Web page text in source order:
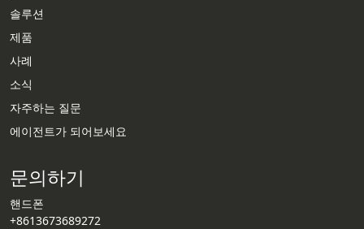
솔루션
제품
사례
소식
자주하는 질문
에이전트가 되어보세요
문의하기
핸드폰
+8613673689272